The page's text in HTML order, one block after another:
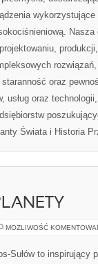
wykorzystujące
Nasza
oraz
usług oraz
Świata i Historia
MOŻLIWOŚĆ
Sułów to inspirujący